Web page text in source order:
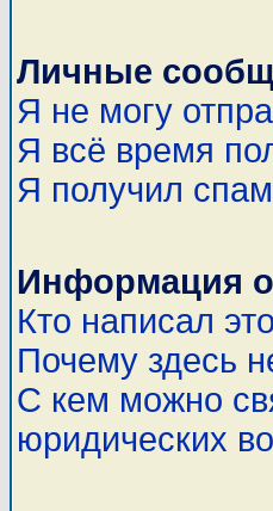
Личные
Я не могу
Я всё время
Я получил
Информация
Кто написал
Почему здесь
С кем можно
юридических